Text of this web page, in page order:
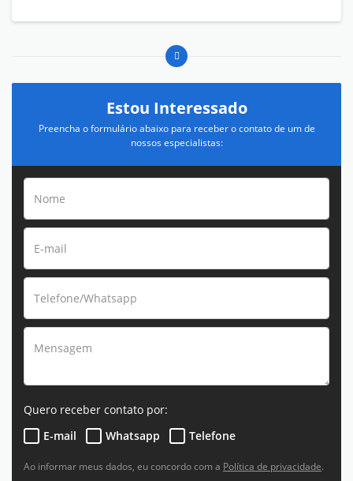
Estou Interessado
Preencha o formulário abaixo para receber o contato de um de
nossos especialistas:
Quero receber contato por:
E-mail
Whatsapp Telefone
Ao informar meus dados, eu concordo com a Política de privacidade.